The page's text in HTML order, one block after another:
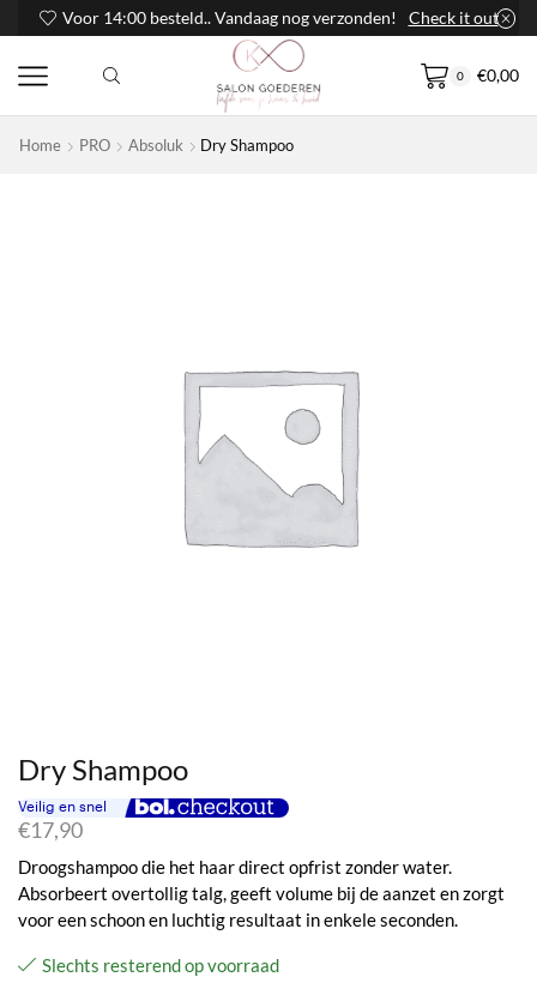
Voor 14:00 besteld.. Vandaag nog verzonden! Check it out
0 €0,00
Home PRO Absoluk Dry Shampoo
Dry Shampoo
€17,90
Droogshampoo die het haar direct opfrist zonder water.
Absorbeert overtollig talg, geeft volume bij de aanzet en zorgt
voor een schoon en luchtig resultaat in enkele seconden.
Slechts resterend op voorraad